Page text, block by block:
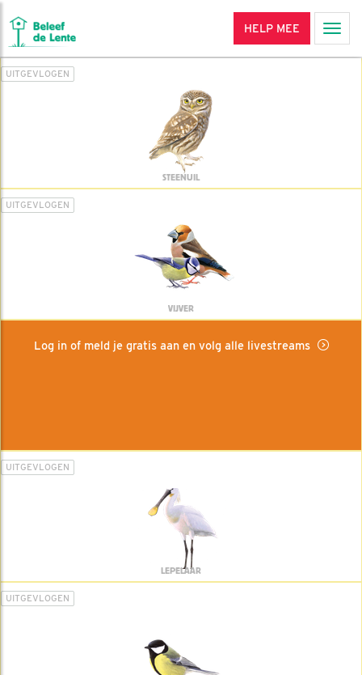
HELP MEE
UITGEVLOGEN
STEENUIL
UITGEVLOGEN
VIJVER
Log in of meld je gratis aan en volg alle livestreams
UITGEVLOGEN
LEPELAAR
UITGEVLOGEN